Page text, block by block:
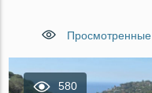
580